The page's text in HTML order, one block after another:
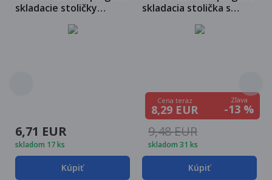
skladacie stoličky
6,71 EUR
skladom 17 ks
Kúpiť
skladacia stolička s
Cena teraz
8,29 EUR
Zľava
-13 %
9,48 EUR
skladom 31 ks
Kúpiť